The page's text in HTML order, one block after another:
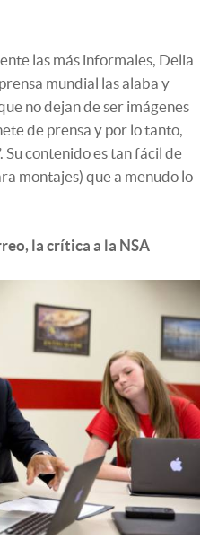
las más informales, Delia
mundial las alaba y
no dejan de ser imágenes
de prensa y por lo tanto,
Su contenido es tan fácil de
montajes) que a menudo lo
la crítica a la NSA